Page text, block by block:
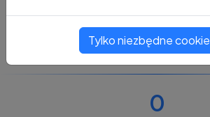
0
Tylko niezbędne cookie